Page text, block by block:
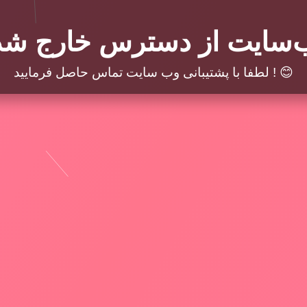
از دسترس خارج
لطفا با پشتیبانی وب سایت تماس حاصل فرمایید ! 😊